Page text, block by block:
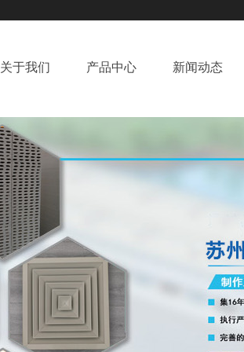
关于我们 产品中心 新闻动态